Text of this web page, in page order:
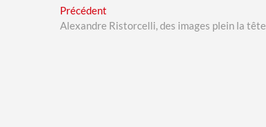
A
l
Navigation
de
Précédent
post:
Alexandre Ristorcelli, des images plein la tête